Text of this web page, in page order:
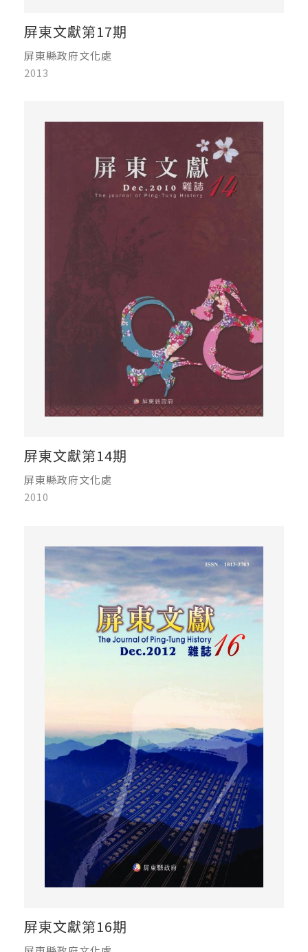
屏東文獻第17期
屏東縣政府文化處
2013
屏東文獻第14期
屏東縣政府文化處
2010
屏東文獻第16期